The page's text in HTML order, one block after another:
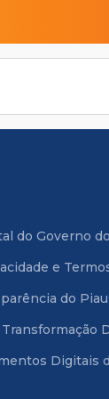
do Governo
e
do
Digitais